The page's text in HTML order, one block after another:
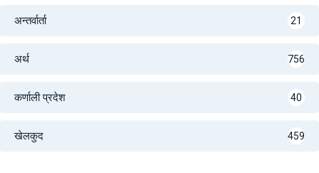
अन्तर्वार्ता 21
अर्थ 756
कर्णाली प्रदेश 40
खेलकुद 459